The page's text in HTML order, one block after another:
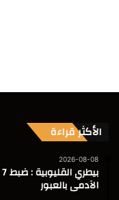
الأكثر قراءة
2026-08-08
الآدمى بالعبور